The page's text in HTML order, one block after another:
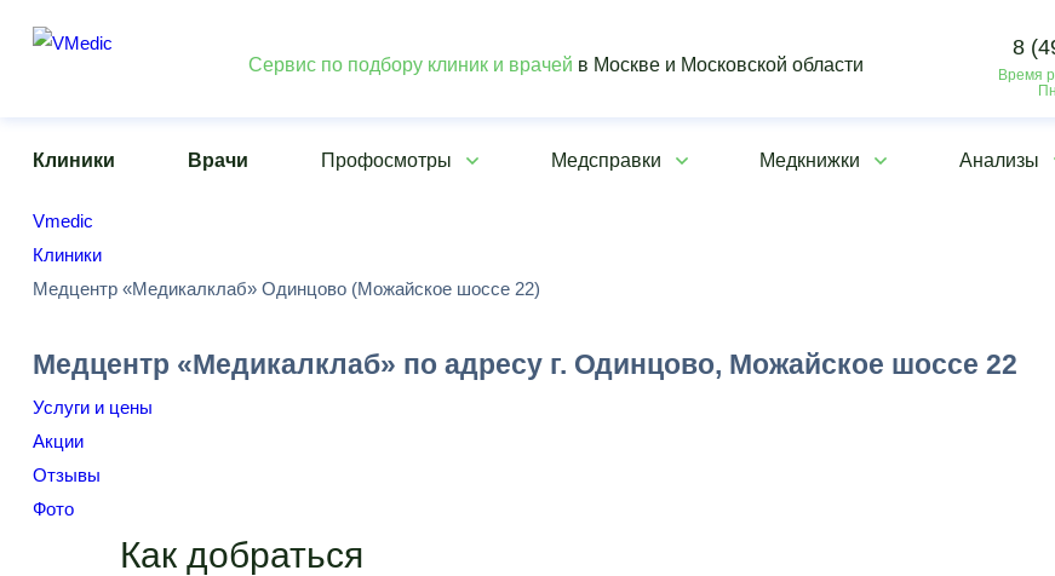
Сервис по подбору клиник и врачей в Москве и Московской области
8
Время
Клиники Врачи Профосмотры Медсправки Медкнижки Анализы
Vmedic
Клиники
Медцентр «Медикалклаб» Одинцово (Можайское шоссе 22)
Медцентр «Медикалклаб» по адресу г. Одинцово, Можайское шоссе 22
Услуги и цены
Акции
Отзывы
Фото
Как добраться